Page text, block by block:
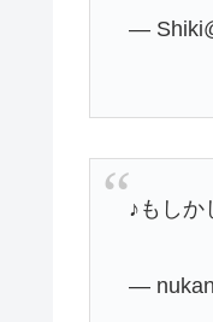
—
♪もしか
—